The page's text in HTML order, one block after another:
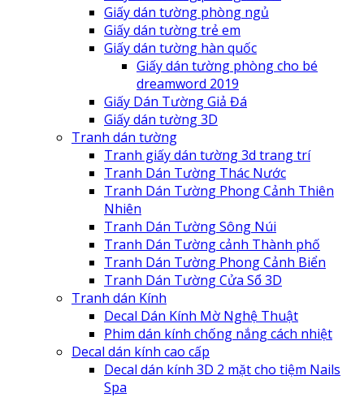
Giấy dán tường phòng ngủ
Giấy dán tường trẻ em
Giấy dán tường hàn quốc
Giấy dán tường phòng cho bé
dreamword 2019
Giấy Dán Tường Giả Đá
Giấy dán tường 3D
Tranh dán tường
Tranh giấy dán tường 3d trang trí
Tranh Dán Tường Thác Nước
Tranh Dán Tường Phong Cảnh Thiên
Nhiên
Tranh Dán Tường Sông Núi
Tranh Dán Tường cảnh Thành phố
Tranh Dán Tường Phong Cảnh Biển
Tranh Dán Tường Cửa Sổ 3D
Tranh dán Kính
Decal Dán Kính Mờ Nghệ Thuật
Phim dán kính chống nắng cách nhiệt
Decal dán kính cao cấp
Decal dán kính 3D 2 mặt cho tiệm Nails
Spa